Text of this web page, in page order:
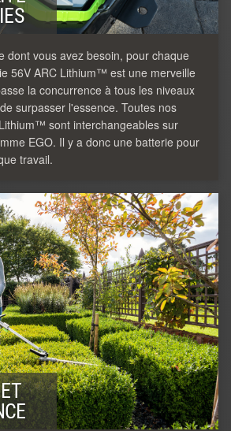
dont vous avez besoin, pour chaque
56V ARC Lithium™ est une merveille
la concurrence à tous les niveaux
surpasser l'essence. Toutes nos
sont interchangeables sur
EGO. Il y a donc une batterie pour
travail.